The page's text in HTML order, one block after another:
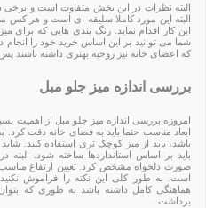
البته نظرات در این بخش متفاوت است و برخی
البته این مورد کاملا سلیقه ای است و هر
این کار اقدام نماید. رنگ بندی هایی که برای
شما می توانید بر این اساس خرید خود را
که اعضای خانه نیز روحیه بهتری داشته باشند
بررسی اندازه میز جلو مبل
امروزه بررسی اندازه میز جلو مبل از اهمیت
ابعاد مناسب حتما باید به فضای خانه دقت
باشد، باید از میز کوچک تری استفاده کنید.
باید بر اساس استانداردها ساخته شود. البته
صورت دلخواه مشخص کرد. تعیین ارتفاع مناسب
است. به طور کلی این نکته را فراموش نکنید
هماهنگی کامل داشته باشد به طوری که
برداشت.